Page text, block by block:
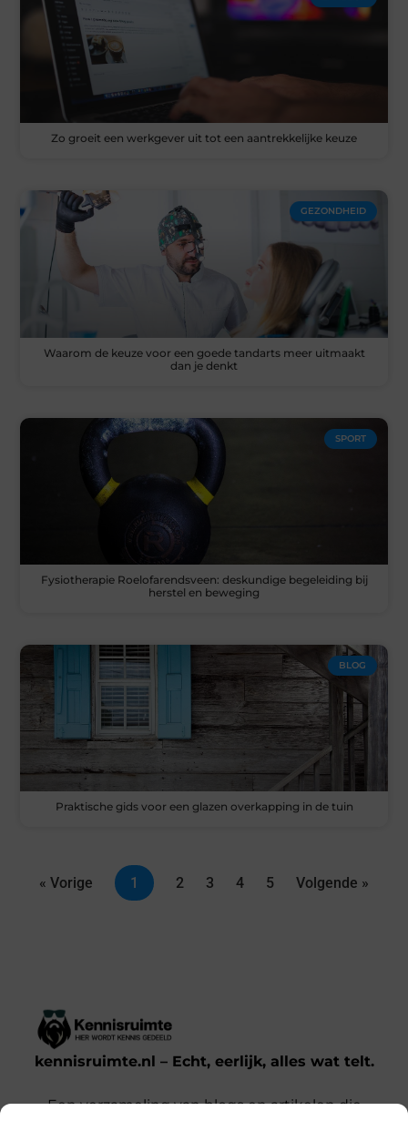
Zo groeit een werkgever uit tot een aantrekkelijke keuze
GEZONDHEID
Waarom de keuze voor een goede tandarts meer uitmaakt
dan je denkt
SPORT
Fysiotherapie Roelofarendsveen: deskundige begeleiding bij
herstel en beweging
BLOG
Praktische gids voor een glazen overkapping in de tuin
« Vorige 1 2 3 4 5 Volgende »
kennisruimte.nl – Echt, eerlijk, alles wat telt.
Een verzameling van blogs en artikelen die